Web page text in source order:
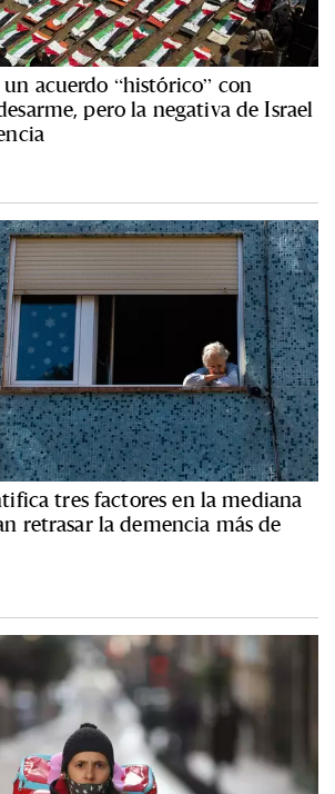
acuerdo “histórico” con
pero la negativa de Israel
tres factores en la mediana
retrasar la demencia más de